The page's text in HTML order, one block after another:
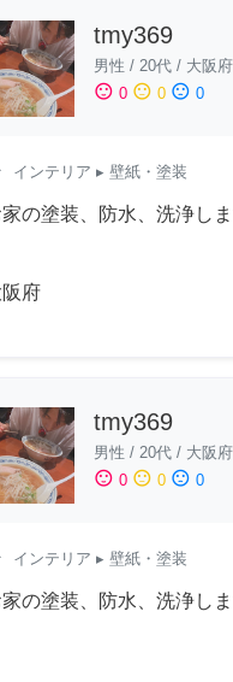
tmy369
男性 / 20代/ 大阪府
sentiment_satisfied 0 sentiment_neutral 0 sentiment_dissatisfied 0
インテリア ▸ 壁紙・塗装
の塗装、防水、洗浄しま
府
tmy369
男性 / 20代/ 大阪府
sentiment_satisfied 0 sentiment_neutral 0 sentiment_dissatisfied 0
インテリア ▸ 壁紙・塗装
の塗装、防水、洗浄しま